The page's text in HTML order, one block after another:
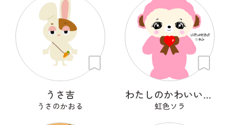
うさ吉
うさのかおる
わたしのかわいいせかい
虹色ソラ